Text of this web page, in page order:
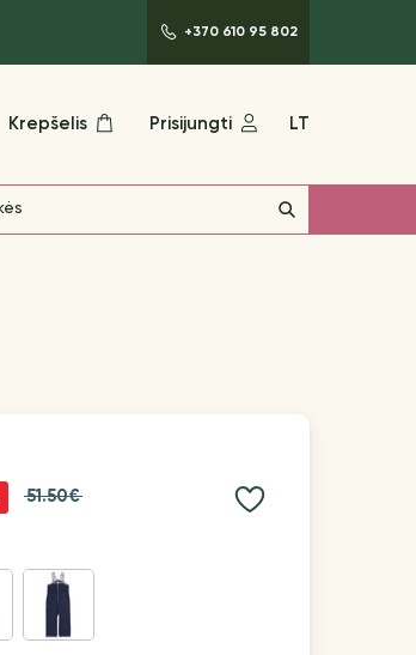
+370 610 95 802
Krepšelis Prisijungti LT
51.50€